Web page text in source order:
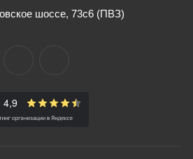
шоссе, 73с6 (ПВЗ)